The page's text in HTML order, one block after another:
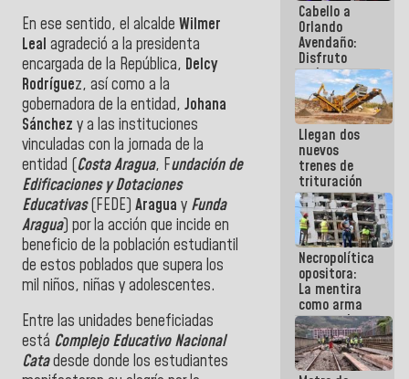
En ese sentido, el alcalde Wilmer
Leal agradeció a la presidenta
encargada de la República, Delcy
Rodríguez, así como a la
gobernadora de la entidad, Johana
Sánchez y a las instituciones
vinculadas con la jornada de la
entidad (Costa Aragua, Fundación de
Edificaciones y Dotaciones
Educativas(FEDE) Aragua y Funda
Aragua) por la acción que incide en
beneficio de la población estudiantil
de estos poblados que supera los
mil niños, niñas y adolescentes.
Entre las unidades beneficiadas
está Complejo Educativo Nacional
Catadesde donde los estudiantes
Cabello a
Orlando
Avendaño:
Disfruto
cada vez
que escribes
porque lo
que haces
es
embarrarla
Llegan dos
nuevos
trenes de
trituración
para
optimizar
manejo de
escombros
en La Guaira
Necropolítica
opositora:
La mentira
como arma
contra el
Pueblo